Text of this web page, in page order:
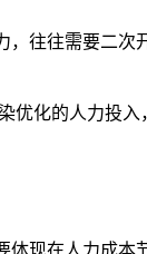
往往需要二次
优化的人力投
现在人力成本